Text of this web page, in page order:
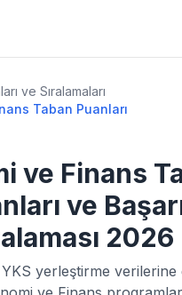
ve Sıralamaları
Taban Puanları
ve Finans
ve
2026
YKS yerleştirme verilerine